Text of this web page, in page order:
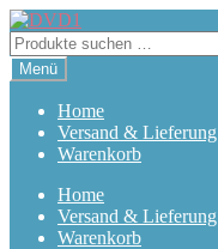
Zur
Navigation
springen
Zum
Inhalt
springen
Suchen
nach:
Menü
Home
Versand & Lieferung
Warenkorb
Home
Versand & Lieferung
Warenkorb